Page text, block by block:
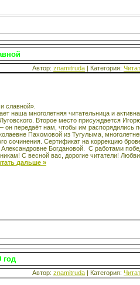
Автор: znamitruda | Категория:
славной».
наша многолетняя читательница и
Второе место присуждается
он передаёт нам, чтобы им распорядились
Пахомовой из Тугулыма,
сочинения. Сертификат на коррекцию
Богдановой. С работами
С весной вас, дорогие читатели!
дальше »
год
Автор: znamitruda | Категория: